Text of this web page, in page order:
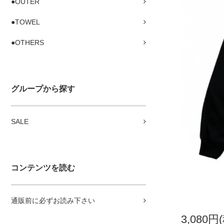
●OUTER
●TOWEL
●OTHERS
グループから探す
SALE
コンテンツを読む
通販前に必ずお読み下さい
3,080円